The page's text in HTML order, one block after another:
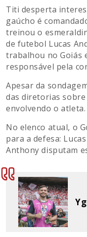
Titi desperta
gaúcho é
treinou o
de futebol Lucas
trabalhou no Goiás
responsável pela
Apesar da
das diretorias sobre
envolvendo o atleta.
No elenco atual, o
para a defesa:
Anthony disputam